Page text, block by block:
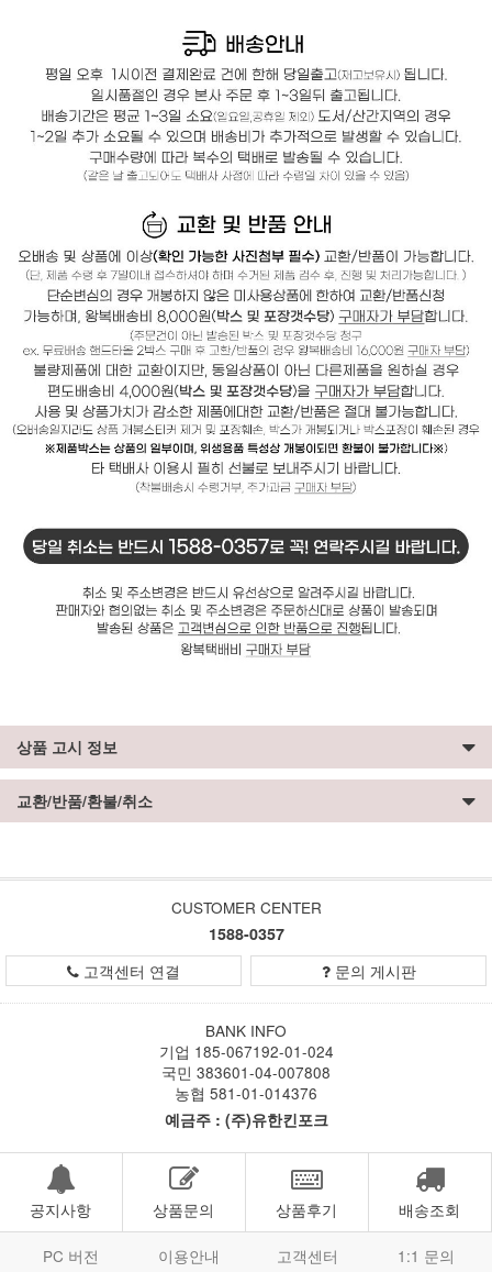
상품 고시 정보
교환/반품/환불/취소
CUSTOMER CENTER
1588-0357
고객센터 연결
문의 게시판
BANK INFO
기업 185-067192-01-024
국민 383601-04-007808
농협 581-01-014376
예금주 : (주)유한킨포크
공지사항 상품문의 상품후기 배송조회
PC 버전 이용안내 고객센터 1:1 문의